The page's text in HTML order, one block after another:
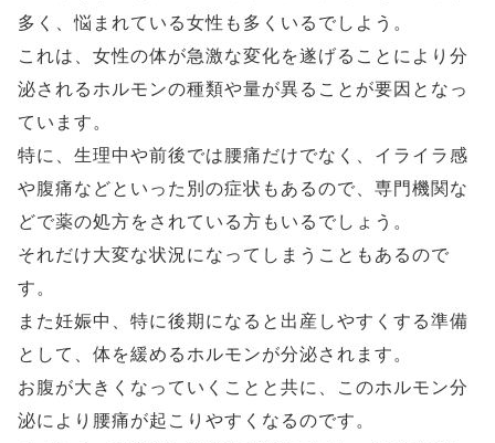
多く、悩まれている女性も多くいるでしよう。
これは、女性の体が急激な変化を遂げることにより分
泌されるホルモンの種類や量が異ることが要因となっ
ています。
特に、生理中や前後では腰痛だけでなく、イライラ感
や腹痛などといった別の症状もあるので、専門機関な
どで薬の処方をされている方もいるでしょう。
それだけ大変な状況になってしまうこともあるので
す。
また妊娠中、特に後期になると出産しやすくする準備
として、体を緩めるホルモンが分泌されます。
お腹が大きくなっていくことと共に、このホルモン分
泌により腰痛が起こりやすくなるのです。